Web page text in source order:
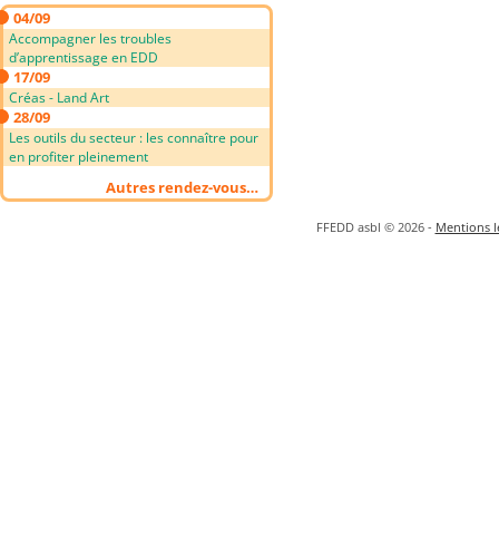
04/09
Accompagner les troubles
d’apprentissage en EDD
17/09
Créas - Land Art
28/09
Les outils du secteur : les connaître pour
en profiter pleinement
Autres rendez-vous…
FFEDD asbl © 2026 - Mentions